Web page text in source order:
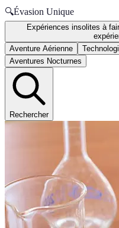
🔍Évasion Unique
Expériences insolites à
Aventure Aérienne
Aventures Nocturnes
Rechercher